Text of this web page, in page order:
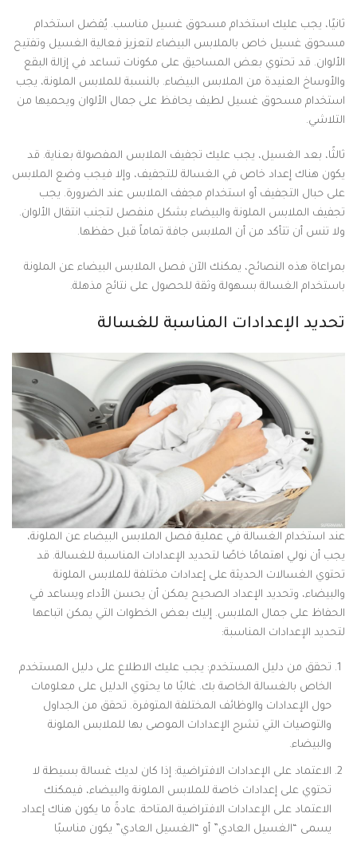
ثانيًا، يجب عليك استخدام مسحوق غسيل مناسب. يُفضل استخدام
مسحوق غسيل خاص بالملابس البيضاء لتعزيز فعالية الغسيل وتفتيح
الألوان. قد تحتوي بعض المساحيق على مكونات تساعد في إزالة البقع
والأوساخ العنيدة من الملابس البيضاء. بالنسبة للملابس الملونة، يجب
استخدام مسحوق غسيل لطيف يحافظ على جمال الألوان ويحميها من
التلاشي.
ثالثًا، بعد الغسيل، يجب عليك تجفيف الملابس المفصولة بعناية. قد
يكون هناك إعداد خاص في الغسالة للتجفيف، وإلا فيجب وضع الملابس
على حبال التجفيف أو استخدام مجفف الملابس عند الضرورة. يجب
تجفيف الملابس الملونة والبيضاء بشكل منفصل لتجنب انتقال الألوان.
ولا تنس أن تتأكد من أن الملابس جافة تماماً قبل حفظها.
بمراعاة هذه النصائح، يمكنك الآن فصل الملابس البيضاء عن الملونة
باستخدام الغسالة بسهولة وثقة للحصول على نتائج مذهلة.
تحديد الإعدادات المناسبة للغسالة
عند استخدام الغسالة في عملية فصل الملابس البيضاء عن الملونة،
يجب أن نولي اهتمامًا خاصًا لتحديد الإعدادات المناسبة للغسالة. قد
تحتوي الغسالات الحديثة على إعدادات مختلفة للملابس الملونة
والبيضاء، وتحديد الإعداد الصحيح يمكن أن يحسن الأداء ويساعد في
الحفاظ على جمال الملابس. إليك بعض الخطوات التي يمكن اتباعها
لتحديد الإعدادات المناسبة:
تحقق من دليل المستخدم: يجب عليك الاطلاع على دليل المستخدم
الخاص بالغسالة الخاصة بك. غالبًا ما يحتوي الدليل على معلومات
حول الإعدادات والوظائف المختلفة المتوفرة. تحقق من الجداول
والتوصيات التي تشرح الإعدادات الموصى بها للملابس الملونة
والبيضاء.
الاعتماد على الإعدادات الافتراضية: إذا كان لديك غسالة بسيطة لا
تحتوي على إعدادات خاصة للملابس الملونة والبيضاء، فيمكنك
الاعتماد على الإعدادات الافتراضية المتاحة. عادةً ما يكون هناك إعداد
يسمى “الغسيل العادي” أو “الغسيل العادي” يكون مناسبًا